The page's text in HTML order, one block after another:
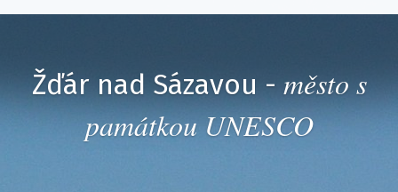
Žďár nad Sázavou - město s
památkou UNESCO